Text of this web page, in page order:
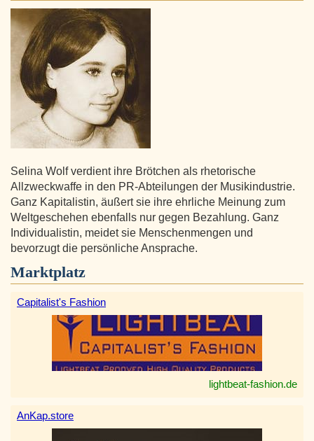
Selina Wolf verdient ihre Brötchen als rhetorische
Allzweckwaffe in den PR-Abteilungen der Musikindustrie.
Ganz Kapitalistin, äußert sie ihre ehrliche Meinung zum
Weltgeschehen ebenfalls nur gegen Bezahlung. Ganz
Individualistin, meidet sie Menschenmengen und
bevorzugt die persönliche Ansprache.
Marktplatz
Capitalist's Fashion
lightbeat-fashion.de
AnKap.store